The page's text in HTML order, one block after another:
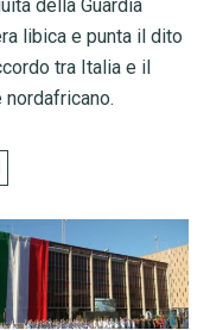
della Guardia
libica e punta il dito
tra Italia e il
nordafricano.